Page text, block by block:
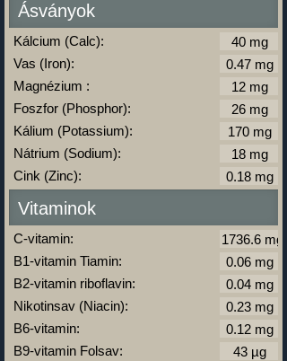
Ásványok
Kálcium (Calc):
Vas (Iron):
Magnézium :
Foszfor (Phosphor):
Kálium (Potassium):
Nátrium (Sodium):
Cink (Zinc):
Vitaminok
C-vitamin:
B1-vitamin Tiamin:
B2-vitamin riboflavin:
Nikotinsav (Niacin):
B6-vitamin:
B9-vitamin Folsav: